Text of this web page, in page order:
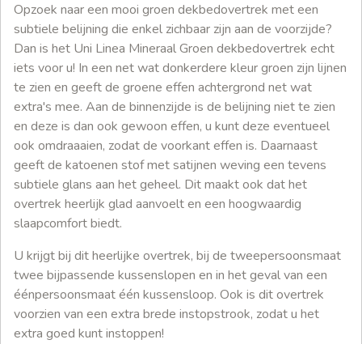
Opzoek naar een mooi groen dekbedovertrek met een
subtiele belijning die enkel zichbaar zijn aan de voorzijde?
Dan is het Uni Linea Mineraal Groen dekbedovertrek echt
iets voor u! In een net wat donkerdere kleur groen zijn lijnen
te zien en geeft de groene effen achtergrond net wat
extra's mee. Aan de binnenzijde is de belijning niet te zien
en deze is dan ook gewoon effen, u kunt deze eventueel
ook omdraaaien, zodat de voorkant effen is. Daarnaast
geeft de katoenen stof met satijnen weving een tevens
subtiele glans aan het geheel. Dit maakt ook dat het
overtrek heerlijk glad aanvoelt en een hoogwaardig
slaapcomfort biedt.
U krijgt bij dit heerlijke overtrek, bij de tweepersoonsmaat
twee bijpassende kussenslopen en in het geval van een
éénpersoonsmaat één kussensloop. Ook is dit overtrek
voorzien van een extra brede instopstrook, zodat u het
extra goed kunt instoppen!